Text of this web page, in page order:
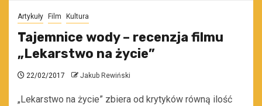
Artykuły Film Kultura
Tajemnice wody – recenzja filmu
„Lekarstwo na życie”
22/02/2017 Jakub Rewiński
„Lekarstwo na życie” zbiera od krytyków równą ilość